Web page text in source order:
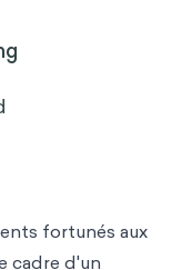
fortunés aux
cadre d'un